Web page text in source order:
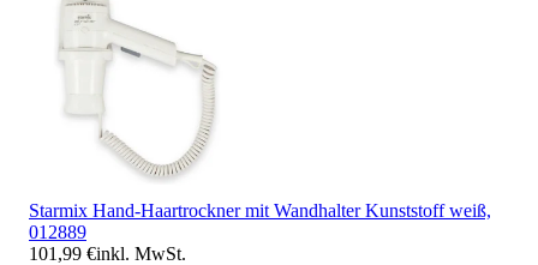
Starmix Hand-Haartrockner mit Wandhalter Kunststoff weiß,
012889
101,99 €inkl. MwSt.